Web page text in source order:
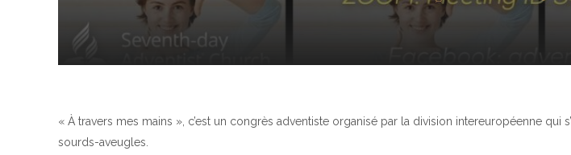
« À travers mes mains », c’est un congrès adventiste organisé par la division intereuropéenne qui
sourds-aveugles.